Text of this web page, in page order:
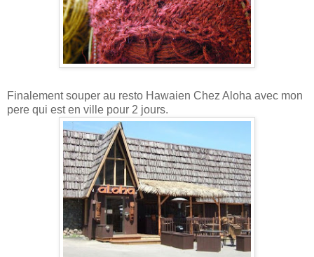
Finalement souper au resto Hawaien Chez Aloha avec mon
pere qui est en ville pour 2 jours.